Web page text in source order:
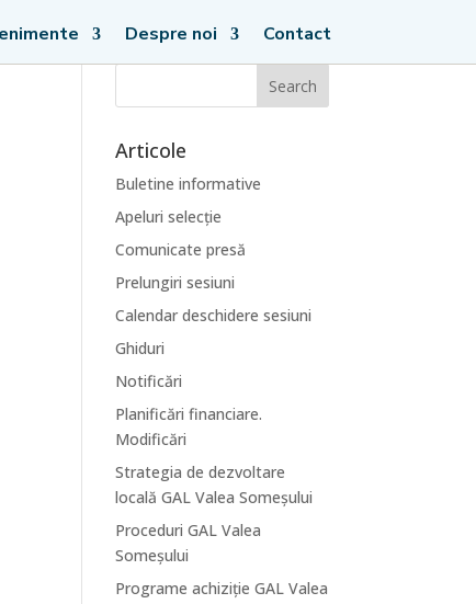
Despre noi Contact
Articole
Buletine informative
Apeluri selecție
Comunicate presă
Prelungiri sesiuni
Calendar deschidere sesiuni
Ghiduri
Notificări
Planificări financiare.
Modificări
Strategia de dezvoltare
locală GAL Valea Someșului
Proceduri GAL Valea
Someșului
Programe achiziție GAL Valea